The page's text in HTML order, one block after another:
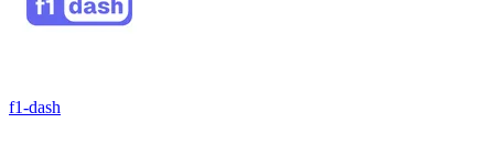
f1-dash